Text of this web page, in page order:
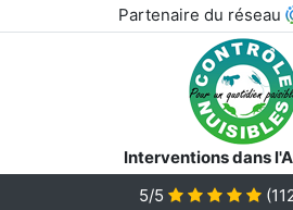
Partenaire du réseau
Interventions dans
5/5 (